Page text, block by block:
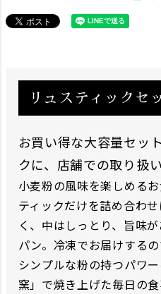
リュスティックセ
お買い得な大容量セッ
クに、店舗での取り扱
小麦粉の風味を楽しめる
ティックだけを詰め合わ
く、中はしっとり、旨味
パン。冷凍でお届けする
シンプルな粉の持つパワ
窯」で焼き上げた毎日の